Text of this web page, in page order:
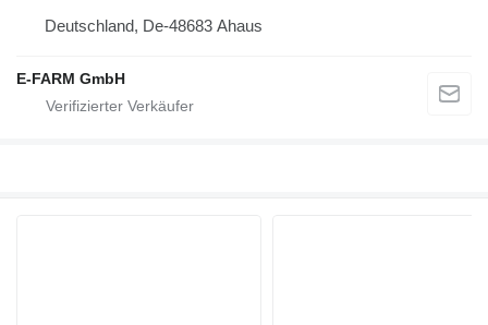
Deutschland, De-48683 Ahaus
E-FARM GmbH